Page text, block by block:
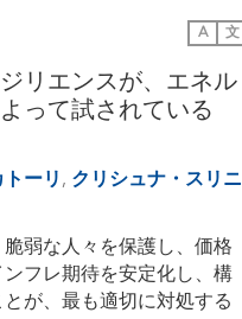
A 文
リエンスが、エネル
って試されている
ーリ, クリシュナ・スリニ
弱な人々を保護し、価格
フレ期待を安定化し、構
が、最も適切に対処する